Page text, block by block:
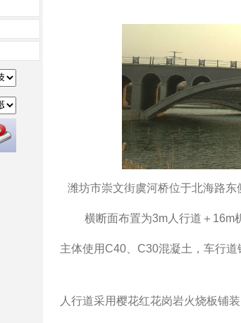
潍坊市崇文街虞河桥位于北海路东
横断面布置为3m人行道＋16m
主体使用C40、C30混凝土，车行
人行道采用樱花红花岗岩火烧板铺